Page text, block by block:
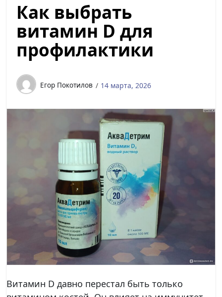
Как выбрать
витамин D для
профилактики
Егор Покотилов 14 марта, 2026
Витамин D давно перестал быть только